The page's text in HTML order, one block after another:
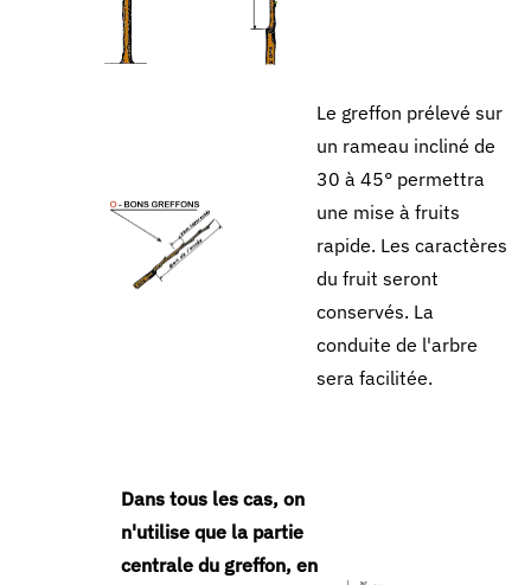
Le greffon prélevé sur
un rameau incliné de
30 à 45° permettra
une mise à fruits
rapide. Les caractères
du fruit seront
conservés. La
conduite de l'arbre
sera facilitée.
Dans tous les cas, on
n'utilise que la partie
centrale du greffon, en